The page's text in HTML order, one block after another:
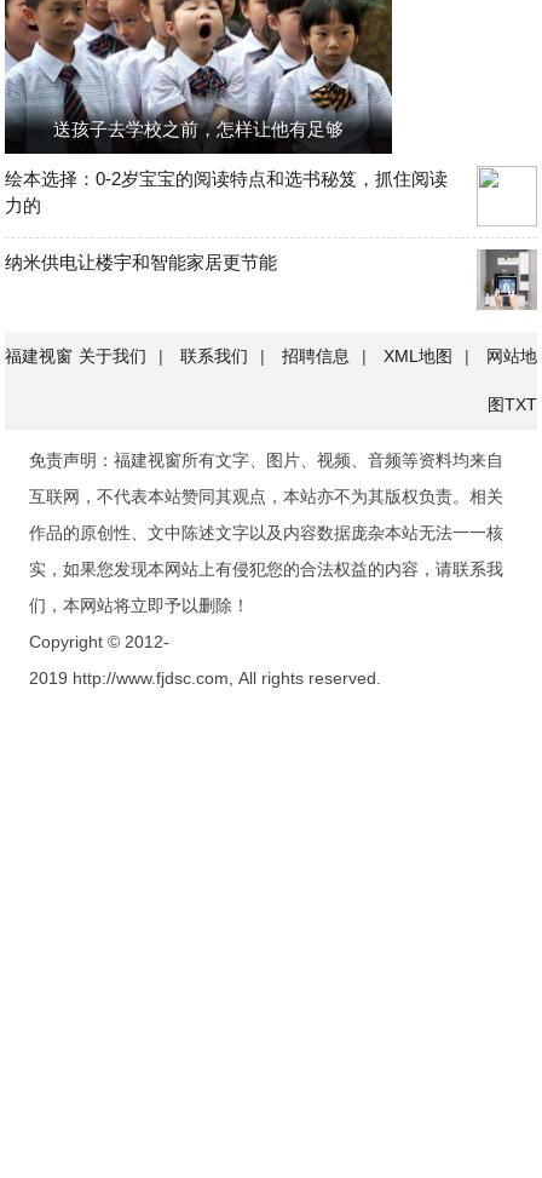
送孩子去学校之前，怎样让他有足够
绘本选择：0-2岁宝宝的阅读特点和选书秘笈，抓住阅读
力的
纳米供电让楼宇和智能家居更节能
福建视窗 关于我们 | 联系我们 | 招聘信息 | XML地图 | 网站地
图TXT
免责声明：福建视窗所有文字、图片、视频、音频等资料均来自
互联网，不代表本站赞同其观点，本站亦不为其版权负责。相关
作品的原创性、文中陈述文字以及内容数据庞杂本站无法一一核
实，如果您发现本网站上有侵犯您的合法权益的内容，请联系我
们，本网站将立即予以删除！
Copyright © 2012-
2019 http://www.fjdsc.com, All rights reserved.